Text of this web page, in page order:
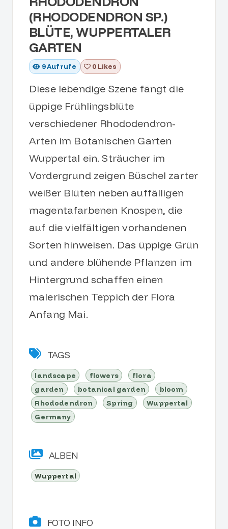
(RHODODENDRON SP.)
BLÜTE, WUPPERTALER
GARTEN
9Aufrufe 0 Likes
Diese lebendige Szene fängt die
üppige Frühlingsblüte
verschiedener Rhododendron-
Arten im Botanischen Garten
Wuppertal ein. Sträucher im
Vordergrund zeigen Büschel zarter
weißer Blüten neben auffälligen
magentafarbenen Knospen, die
auf die vielfältigen vorhandenen
Sorten hinweisen. Das üppige Grün
und andere blühende Pflanzen im
Hintergrund schaffen einen
malerischen Teppich der Flora
Anfang Mai.
TAGS
landscape flowers
flora
garden
botanical garden
bloom
Rhododendron
Spring
Wuppertal
Germany
ALBEN
Wuppertal
FOTO INFO